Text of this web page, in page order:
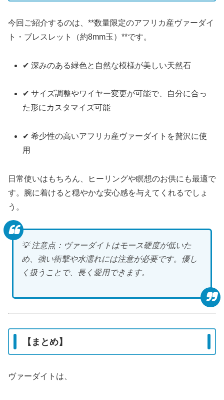
今回ご紹介するのは、**数量限定のアフリカ産ヴァーダイ
ト・ブレスレット（約8mm玉）**です。
✔ 深みのある緑色と自然な模様が美しい天然石
✔ サイズ調整やワイヤー変更が可能で、自分に合っ
た形にカスタマイズ可能
✔ 希少性の高いアフリカ産ヴァーダイトを贅沢に使
用
日常使いはもちろん、ヒーリングや瞑想のお供にも最適で
す。腕に着けると穏やかな安心感を与えてくれるでしょ
う。
💡 注意点：ヴァーダイトはモース硬度が低いた
め、強い衝撃や水濡れには注意が必要です。優し
く扱うことで、長く愛用できます。
【まとめ】
ヴァーダイトは、